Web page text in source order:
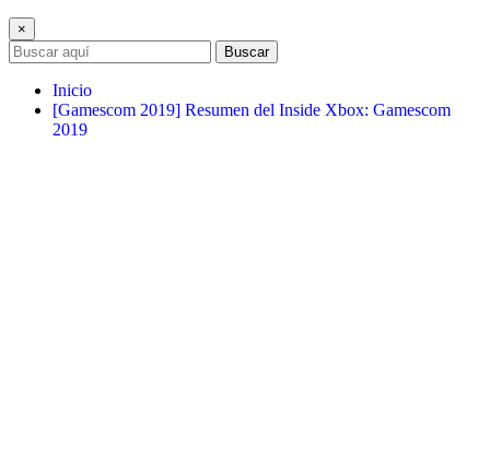
×
Buscar
Inicio
[Gamescom 2019] Resumen del Inside Xbox: Gamescom
2019